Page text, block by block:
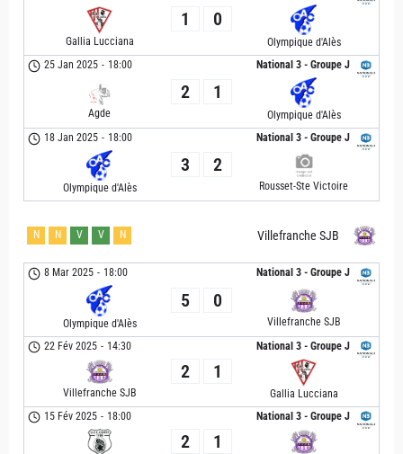
Gallia Lucciana
1 0
Olympique d'Alès
National 3 - Groupe J
25 Jan 2025 - 18:00
Agde
2 1
Olympique d'Alès
National 3 - Groupe J
18 Jan 2025 - 18:00
Olympique d'Alès
3 2
Rousset-Ste Victoire
Villefranche SJB
N N V V N
National 3 - Groupe J
8 Mar 2025 - 18:00
Olympique d'Alès
5 0
Villefranche SJB
National 3 - Groupe J
22 Fév 2025 - 14:30
Villefranche SJB
2 1
Gallia Lucciana
National 3 - Groupe J
15 Fév 2025 - 18:00
2 1